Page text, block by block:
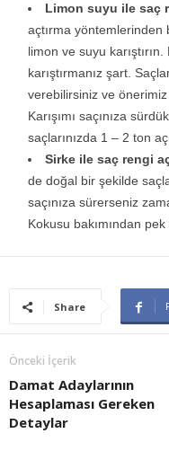
Limon suyu ile saç
açtırma
limon ve suyu
karıştırmanız şart.
verebilirsiniz ve
Karışımı saçınıza
saçlarınızda 1 – 2 ton
Sirke ile saç rengi
de doğal bir şekilde
saçınıza sürerseniz
Kokusu bakımından
Share
Önceki İçerik
Damat Adaylarının
Hesaplaması Gereken
Detaylar